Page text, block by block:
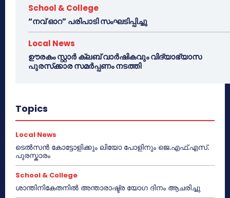
School & College
“നവ് ഓറ” പരിപാടി സംഘടിപ്പിച്ചു
Local News
ഊരകം സ്റ്റാർ ക്ലബ് വാർഷികവും വിദ്യാഭ്യാസ
പുരസ്‌ക്കാര സമർപ്പണം നടത്തി
Topics
Local News
ടെൽസൻ കോട്ടോളിക്കും ലിയോ പോളിനും ജെ.എഫ്.എസ്.
പുരസ്കാരം
School & College
ശാന്തിനികേതനിൽ അന്താരാഷ്ട്ര യോഗ ദിനം ആചരിച്ചു